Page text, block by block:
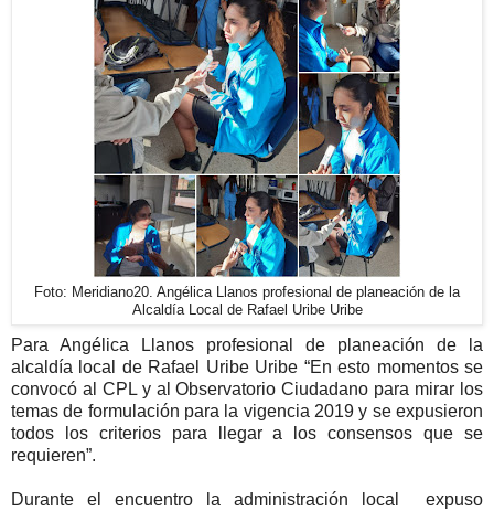
Foto: Meridiano20. Angélica Llanos profesional de planeación de la
Alcaldía Local de Rafael Uribe Uribe
Para Angélica Llanos profesional de planeación de la
alcaldía local de Rafael Uribe Uribe “En esto momentos se
convocó al CPL y al Observatorio Ciudadano para mirar los
temas de formulación para la vigencia 2019 y se expusieron
todos los criterios para llegar a los consensos que se
requieren”.
Durante el encuentro la administración local
expuso